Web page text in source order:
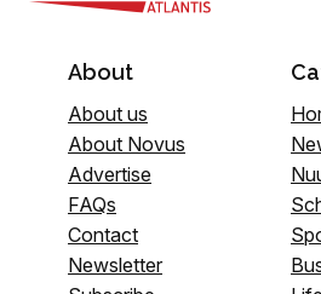
About
About us
About Novus
Advertise
FAQs
Contact
Newsletter